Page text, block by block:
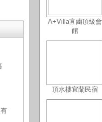
A+Villa宜蘭頂級會
館
頂水樓宜蘭民宿